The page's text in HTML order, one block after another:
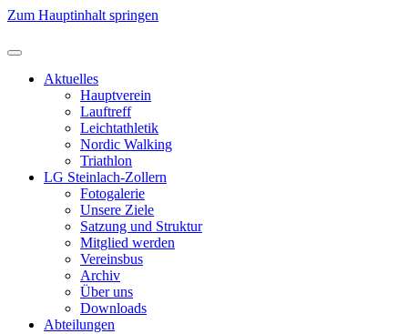
Zum Hauptinhalt springen
Aktuelles
Hauptverein
Lauftreff
Leichtathletik
Nordic Walking
Triathlon
LG Steinlach-Zollern
Fotogalerie
Unsere Ziele
Satzung und Struktur
Mitglied werden
Vereinsbus
Archiv
Über uns
Downloads
Abteilungen